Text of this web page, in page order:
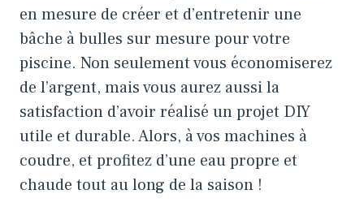
en mesure de créer et d’entretenir une
bâche à bulles sur mesure pour votre
piscine. Non seulement vous économiserez
de l’argent, mais vous aurez aussi la
satisfaction d’avoir réalisé un projet DIY
utile et durable. Alors, à vos machines à
coudre, et profitez d’une eau propre et
chaude tout au long de la saison !